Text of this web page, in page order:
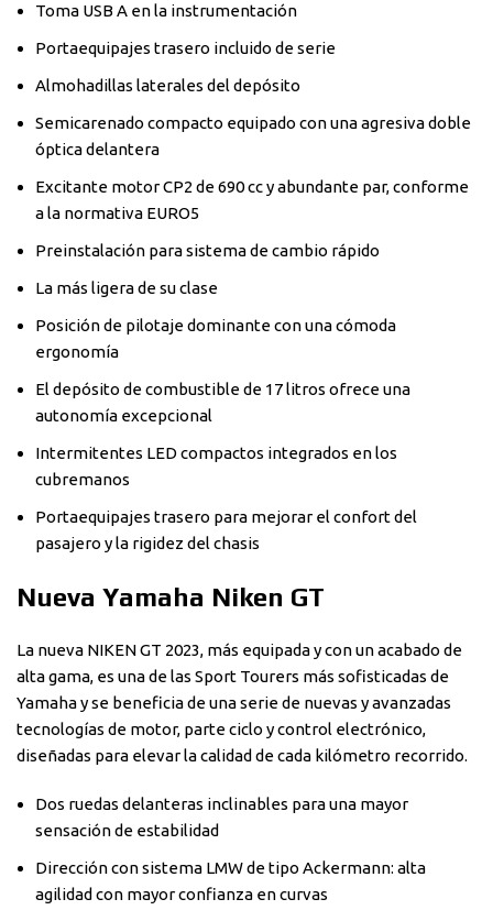
Toma USB A en la instrumentación
Portaequipajes trasero incluido de serie
Almohadillas laterales del depósito
Semicarenado compacto equipado con una agresiva doble
óptica delantera
Excitante motor CP2 de 690 cc y abundante par, conforme
a la normativa EURO5
Preinstalación para sistema de cambio rápido
La más ligera de su clase
Posición de pilotaje dominante con una cómoda
ergonomía
El depósito de combustible de 17 litros ofrece una
autonomía excepcional
Intermitentes LED compactos integrados en los
cubremanos
Portaequipajes trasero para mejorar el confort del
pasajero y la rigidez del chasis
Nueva Yamaha Niken GT
La nueva NIKEN GT 2023, más equipada y con un acabado de
alta gama, es una de las Sport Tourers más sofisticadas de
Yamaha y se beneficia de una serie de nuevas y avanzadas
tecnologías de motor, parte ciclo y control electrónico,
diseñadas para elevar la calidad de cada kilómetro recorrido.
Dos ruedas delanteras inclinables para una mayor
sensación de estabilidad
Dirección con sistema LMW de tipo Ackermann: alta
agilidad con mayor confianza en curvas